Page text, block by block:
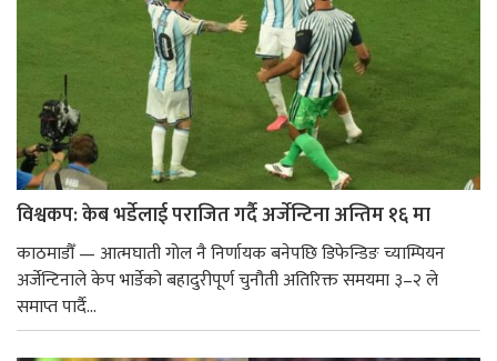
विश्वकप: केब भर्डेलाई पराजित गर्दै अर्जेन्टिना अन्तिम १६ मा
काठमाडौँ — आत्मघाती गोल नै निर्णायक बनेपछि डिफेन्डिङ च्याम्पियन
अर्जेन्टिनाले केप भार्डेको बहादुरीपूर्ण चुनौती अतिरिक्त समयमा ३–२ ले
समाप्त पार्दै...